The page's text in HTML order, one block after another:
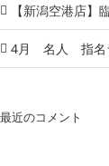
【新潟空港店】
4月 名人 指名
最近のコメント